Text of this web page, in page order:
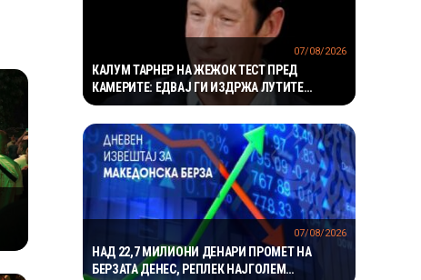
КАЛУМ ТАРНЕР НА ЖЕЖОК ТЕСТ ПРЕД
КАМЕРИТЕ: ЕДВАЈ ГИ ИЗДРЖА ЛУТИТЕ
КРИЛЦА – „УСТАТА МИ ГОРИ“
07/08/2026
НАД 22,7 МИЛИОНИ ДЕНАРИ ПРОМЕТ НА
БЕРЗАТА ДЕНЕС, РЕПЛЕК НАЈГОЛЕМ
07/08/2026